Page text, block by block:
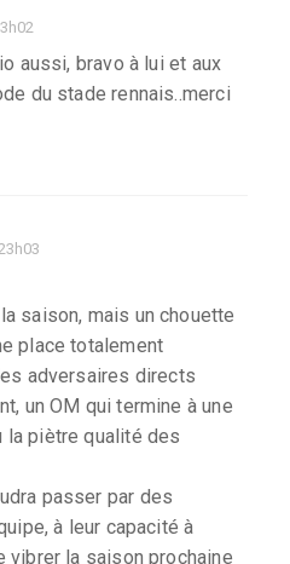
aussi, bravo à lui et aux
du stade rennais..merci
saison, mais un chouette
place totalement
adversaires directs
un OM qui termine à une
la piètre qualité des
passer par des
à leur capacité à
vibrer la saison prochaine